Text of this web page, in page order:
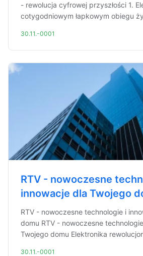
- rewolucja cyfrowej przyszłości 1.
cotygodniowym łapkowym obiegu
30.11.-0001
RTV - nowoczesne
innowacje dla Twojego
RTV - nowoczesne technologie i
domu RTV - nowoczesne
Twojego domu Elektronika
30.11.-0001